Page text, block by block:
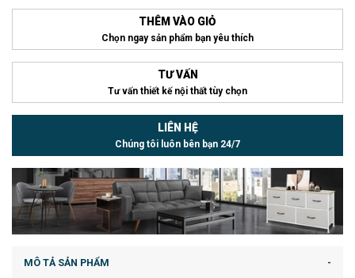
THÊM VÀO GIỎ
Chọn ngay sản phẩm bạn yêu thích
TƯ VẤN
Tư vấn thiết kế nội thất tùy chọn
LIÊN HỆ
Chúng tôi luôn bên bạn 24/7
MÔ TẢ SẢN PHẨM